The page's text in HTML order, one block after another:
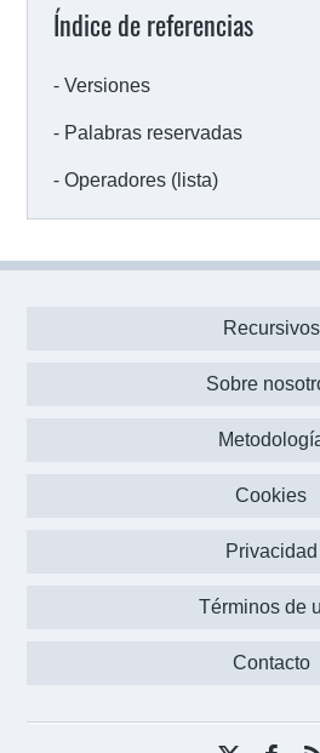
Índice de referencias
Versiones
Palabras reservadas
Operadores (lista)
Recursivos
Sobre
Cookies
Privacidad
Términos de
Contacto